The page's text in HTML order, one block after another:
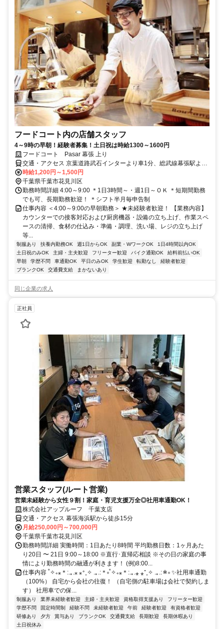
フードコート内の店舗スタッフ
4～9時の早朝！経験者募集！土日祝は時給1300～1600円
フードコート Pasar 幕張 上り
交通・アクセス 京葉道路武石インターより車1分、総武線幕張駅より
徒歩20分
時給1,200円～1,500円
千葉県千葉市花見川区
勤務時間詳細 4:00～9:00 ＊1日3時間～・週1日～ＯＫ ＊短期間勤務
でも可、長期勤務歓迎！ ＊シフト半月毎申告制
仕事内容 ＜4:00～9:00の早朝勤務＞ ★未経験者歓迎！ 【業務内容】
カウンターでの接客対応および厨房機器・設備の立ち上げ、作業スペ
ースの清掃、食材の仕込み・準備・調理、洗い場、レジの立ち上げ
等...
制服あり 扶養内勤務OK 週1日からOK 副業・WワークOK
1日4時間以内OK
土日祝のみOK
主婦・主夫歓迎 フリーター歓迎 バイク通勤OK
給料前払いOK
早朝
学歴不問 車通勤OK 平日のみOK 学生歓迎 転勤なし
経験者歓迎
ブランクOK
交通費支給 まかないあり
同じ企業の求人
正社員
営業スタッフ(ルート営業)
営業未経験から女性９割！家庭・育児支援万全◎社用車通勤OK！
株式会社アップルーフ 千葉支店
交通・アクセス 幕張海浜駅から徒歩15分
月給250,000円～700,000円
千葉県千葉市花見川区
勤務時間詳細 実働時間：1日あたり8時間 平均勤務日数：1ヶ月あた
り20日 〜 21日 9:00～18:00 ※直行･直帰応相談 ※その日の家庭の事
情により勤務時間の融通が利きます！ (例)8:00...
仕事内容 ˚✧₊⁎＊:.｡.⁎ ⁎⁺˳✧ .｡.:＊༚˚✧₊⁎＊:.｡.⁎ ⁎⁺˳✧ .｡.:＊༚ ✨社用車通勤
（100%） 自宅から会社の往復！ （自宅側の駐車場は会社で契約しま
す） 社用車での保...
制服あり 業界未経験者歓迎 主婦・主夫歓迎 資格取得支援あり
フリーター歓迎
学歴不問
固定時間制 経験不問 未経験者歓迎 午前 経験者歓迎
有資格者歓迎
研修あり
夕方 賞与あり ブランクOK 交通費支給 長期歓迎
長期休暇あり
土日祝休み